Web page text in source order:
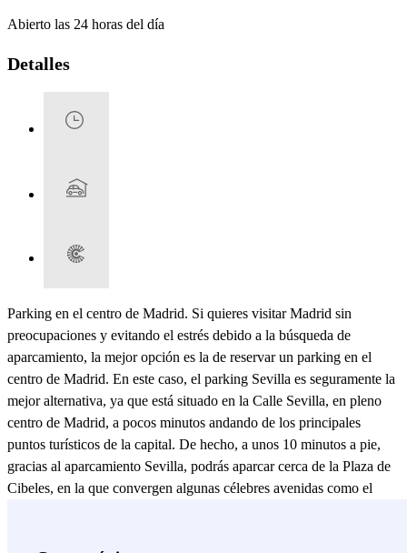
Abierto las 24 horas del día
Detalles
Parking en el centro de Madrid. Si quieres visitar Madrid sin
preocupaciones y evitando el estrés debido a la búsqueda de
aparcamiento, la mejor opción es la de reservar un parking en el
centro de Madrid. En este caso, el parking Sevilla es seguramente la
mejor alternativa, ya que está situado en la Calle Sevilla, en pleno
centro de Madrid, a pocos minutos andando de los principales
puntos turísticos de la capital. De hecho, a unos 10 minutos a pie,
gracias al aparcamiento Sevilla, podrás aparcar cerca de la Plaza de
Cibeles, en la que convergen algunas célebres avenidas como el